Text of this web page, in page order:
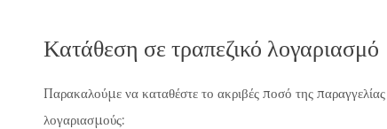
Κατάθεση σε τραπεζικό λογαριασμό
Παρακαλούμε να καταθέστε το ακριβές ποσό της
λογαριασμούς: